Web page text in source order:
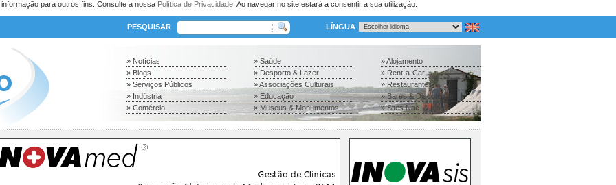
para outros fins. Consulte a nossa Política de Privacidade . Ao navegar no site estará a consentir a sua utilização.
PESQUISAR LÍNGUA
» Notícias
» Blogs
» Serviços Públicos
» Indústria
» Comércio
» Saúde
» Desporto & Lazer
» Associações Culturais
» Educação
» Museus & Monumentos
» Alojamento
» Rent-a-Car
» Restaurantes
» Bares & Discotecas
» Sites Nac. & Inter.